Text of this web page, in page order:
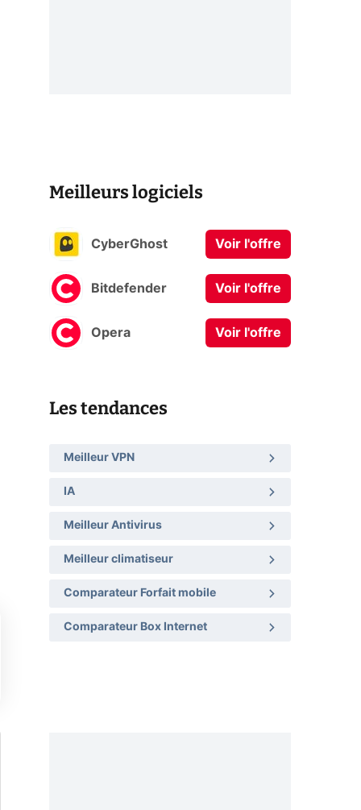
Meilleurs logiciels
CyberGhost Voir l'offre
Bitdefender Voir l'offre
Opera Voir l'offre
Les tendances
Meilleur VPN
IA
Meilleur Antivirus
Meilleur climatiseur
Comparateur Forfait mobile
Comparateur Box Internet